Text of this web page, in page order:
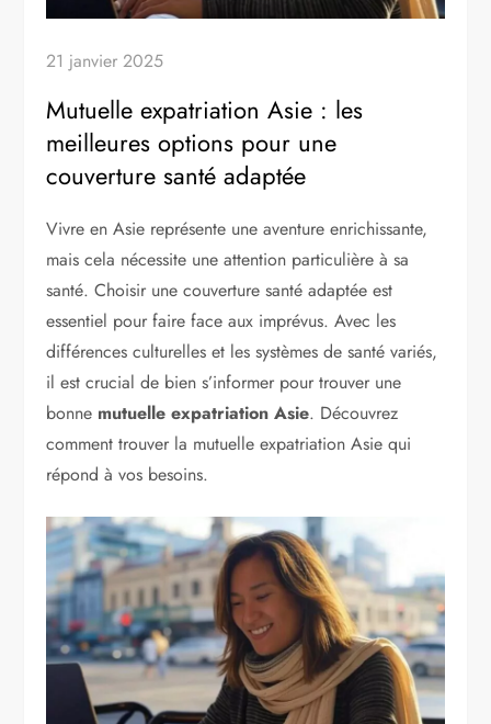
21 janvier 2025
Mutuelle expatriation Asie : les
meilleures options pour une
couverture santé adaptée
Vivre en Asie représente une aventure enrichissante,
mais cela nécessite une attention particulière à sa
santé. Choisir une couverture santé adaptée est
essentiel pour faire face aux imprévus. Avec les
différences culturelles et les systèmes de santé variés,
il est crucial de bien s’informer pour trouver une
bonne mutuelle expatriation Asie. Découvrez
comment trouver la mutuelle expatriation Asie qui
répond à vos besoins.